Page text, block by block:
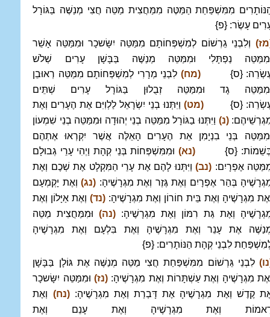
מִמִּשְׁפַּחַת הַמַּטֶּה מִמַּחֲצִית מַטֵּה חֲצִי מְנַשֶּׁה בַּגּוֹרָל
עָשֶׂר: {פ}
וְלִבְנֵי גֵרְשׁוֹם לְמִשְׁפְּחוֹתָם מִמַּטֵּה יִשָּׂשכָר וּמִמַּטֵּה אָשֵׁר
נַפְתָּלִי וּמִמַּטֵּה מְנַשֶּׁה בַּבָּשָׁן עָרִים שְׁלֹשׁ
{ס}(מח) לִבְנֵי מְרָרִי לְמִשְׁפְּחוֹתָם מִמַּטֵּה רְאוּבֵן
גָד וּמִמַּטֵּה זְבֻלוּן בַּגּוֹרָל עָרִים שְׁתֵּים
{ס}(מט) וַיִּתְּנוּ בְנֵי יִשְׂרָאֵל לַלְוִיִּם אֶת הֶעָרִים וְאֶת
(נ) וַיִּתְּנוּ בַגּוֹרָל מִמַּטֵּה בְנֵי יְהוּדָה וּמִמַּטֵּה בְנֵי שִׁמְעוֹן
בְּנֵי בִנְיָמִן אֵת הֶעָרִים הָאֵלֶּה אֲשֶׁר יִקְרְאוּ אֶתְהֶם
{ס}(נא) וּמִמִּשְׁפְּחוֹת בְּנֵי קְהָת וַיְהִי עָרֵי גְבוּלָם
אֶפְרָיִם: (נב) וַיִּתְּנוּ לָהֶם אֶת עָרֵי הַמִּקְלָט אֶת שְׁכֶם וְאֶת
בְּהַר אֶפְרָיִם וְאֶת גֶּזֶר וְאֶת מִגְרָשֶׁיהָ: (נג) וְאֶת יָקְמְעָם
מִגְרָשֶׁיהָ וְאֶת בֵּית חוֹרוֹן וְאֶת מִגְרָשֶׁיהָ: (נד) וְאֶת אַיָּלוֹן וְאֶת
וְאֶת גַּת רִמּוֹן וְאֶת מִגְרָשֶׁיהָ: (נה)
וּמִמַּחֲצִית מַטֵּה
אֶת עָנֵר וְאֶת מִגְרָשֶׁיהָ וְאֶת בִּלְעָם וְאֶת מִגְרָשֶׁיהָ
לִבְנֵי קְהָת הַנּוֹתָרִים: {פ}
לִבְנֵי גֵּרְשׁוֹם מִמִּשְׁפַּחַת חֲצִי מַטֵּה מְנַשֶּׁה אֶת גּוֹלָן בַּבָּשָׁן
מִגְרָשֶׁיהָ וְאֶת עַשְׁתָּרוֹת וְאֶת מִגְרָשֶׁיהָ: (נז) וּמִמַּטֵּה יִשָּׂשכָר
קֶדֶשׁ וְאֶת מִגְרָשֶׁיהָ אֶת דָּבְרַת וְאֶת מִגְרָשֶׁיהָ:(נח) וְאֶת
וְאֶת מִגְרָשֶׁיהָ וְאֶת עָנֵם וְאֶת